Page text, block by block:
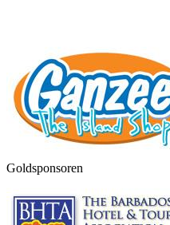
Goldsponsoren